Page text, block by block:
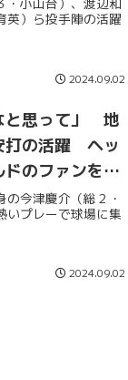
英）ら投手陣の活躍
2024.09.02
と思って」 地
打の活躍 ヘッ
のファンを沸
ンフィールド
今津慶介（総２・
いプレーで球場に集
2024.09.02